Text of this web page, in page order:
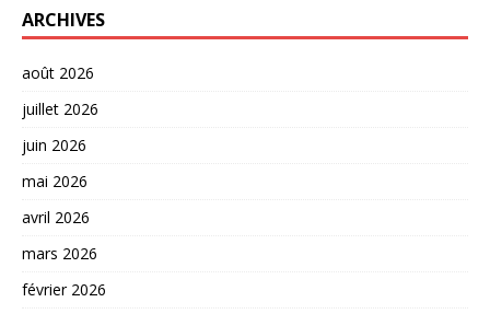
ARCHIVES
août 2026
juillet 2026
juin 2026
mai 2026
avril 2026
mars 2026
février 2026